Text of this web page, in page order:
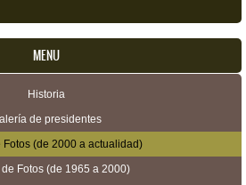
MENU
Historia
de presidentes
Fotos (de 2000 a actualidad)
Fotos (de 1965 a 2000)